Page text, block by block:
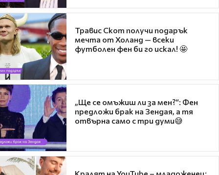
Травис Скот получи подарък
мечта от Холанд — всеки
футболен фен би го искал! 🤩
„Ще се омъжиш ли за мен?“: Фен
предложи брак на Зендая, а тя
отвърна само с три думи😅